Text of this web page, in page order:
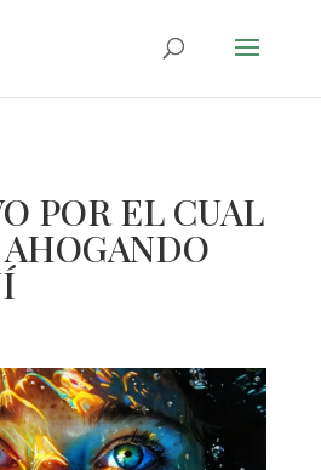
POR EL CUAL